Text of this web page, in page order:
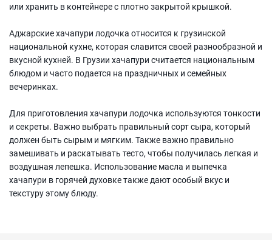
или хранить в контейнере с плотно закрытой крышкой.
Аджарские хачапури лодочка относится к грузинской
национальной кухне, которая славится своей разнообразной и
вкусной кухней. В Грузии хачапури считается национальным
блюдом и часто подается на праздничных и семейных
вечеринках.
Для приготовления хачапури лодочка используются тонкости
и секреты. Важно выбрать правильный сорт сыра, который
должен быть сырым и мягким. Также важно правильно
замешивать и раскатывать тесто, чтобы получилась легкая и
воздушная лепешка. Использование масла и выпечка
хачапури в горячей духовке также дают особый вкус и
текстуру этому блюду.